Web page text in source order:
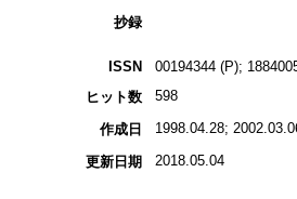
抄録
ISSN
00194344 (P);
ヒット数
598
作成日 1998.04.28;
更新日期 2018.05.04